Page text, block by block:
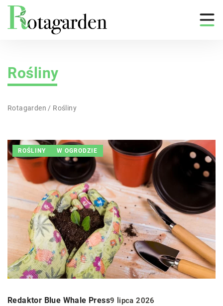
Rośliny
Rotagarden / Rośliny
ROŚLINY W OGRODZIE
Redaktor Blue Whale Press9 lipca 2026